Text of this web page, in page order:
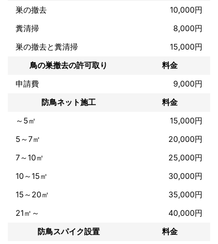
高品質　低価格　Win−Win施工を心がけております。
ミツモアさんは登録したばかりですが、
業務歴17年の絶対的自信があります。
年実績1000件超え
アピールポイント
駆除作業の実績は大手ホームセンター様と提携してた事もあり、
年間駆除数500件以上
独立後も皆様に支えられ同等数、年間駆除作業を行わせて頂いて
おります。
【テレビ放映実績一例】 ✰✰✰✰✰✰✰✰✰✰✰✰✰✰✰✰✰✰✰✰✰
✰✰✰ テレビ朝日「スーパーJチャンネル」〔怒りの導火線〕 テレ
ビ朝日「羽鳥慎一モーニングショー」 TBS「噂の!東京マガジン」
TBS「Nスタ」 TBS「Nスタニューズアイ」 TBS「いっぷく！」
〔都市部に潜む迷惑忍者ハクビシン〕 TBS「あさチャン！」 TBS
人記者は見た＋」 BS-TBS「ウィークエンドラウンジ」
給湯器交換作業に関しても大手ホームセンター様、大手家電メー
巣の撤去
10,000円
糞清掃
8,000円
巣の撤去と糞清掃
15,000円
鳥の巣撤去の許可取り
料金
申請費
9,000円
防鳥ネット施工
料金
～5㎡
15,000円
5～7㎡
20,000円
7～10㎡
25,000円
10～15㎡
30,000円
15～20㎡
35,000円
21㎡～
40,000円
防鳥スパイク設置
料金